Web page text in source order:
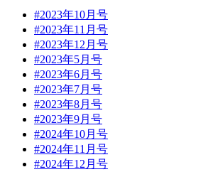
#2023年10月号
#2023年11月号
#2023年12月号
#2023年5月号
#2023年6月号
#2023年7月号
#2023年8月号
#2023年9月号
#2024年10月号
#2024年11月号
#2024年12月号